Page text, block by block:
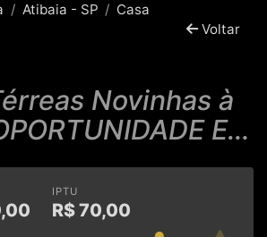
Atibaia - SP
Casa
Voltar
Novinhas à
EM
ATIBAIA!
IPTU
R$70,00